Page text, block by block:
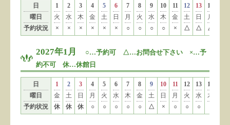
日
曜日
予約状況
1
火
×
2
水
×
3
木
×
4
金
×
5
土
×
6
日
×
7
月
○
8
火
○
9
水
○
10
木
○
11
金
×
12
土
△
13
日
△
14
月
△
2027年1月
○…予約可 △…お問合せ下さい ×…予
約不可 休…休館日
日
曜日
予約状況
1
金
休
2
土
休
3
日
休
4
月
○
5
火
○
6
水
○
7
木
○
8
金
○
9
土
△
10
日
×
11
月
○
12
火
○
13
水
○
14
木